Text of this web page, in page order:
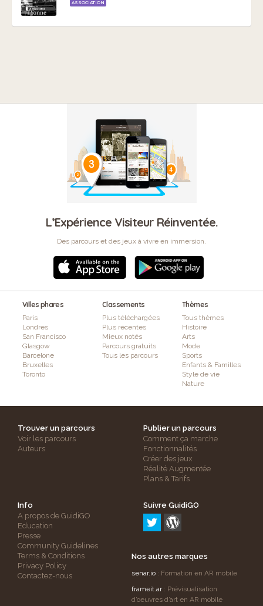
ASSOCIATION
L’Expérience Visiteur Réinventée.
Des parcours et des jeux à vivre en immersion.
Villes phares
Paris
Londres
San Francisco
Glasgow
Barcelone
Bruxelles
Toronto
Classements
Plus téléchargées
Plus récentes
Mieux notés
Parcours gratuits
Tous les parcours
Thèmes
Tous thèmes
Histoire
Arts
Mode
Sports
Enfants & Familles
Style de vie
Nature
Trouver un parcours
Voir les parcours
Auteurs
Publier un parcours
Comment ça marche
Fonctionnalités
Créer des jeux
Réalité Augmentée
Plans & Tarifs
Info
A propos de GuidiGO
Education
Presse
Community Guidelines
Terms & Conditions
Privacy Policy
Contactez-nous
Suivre GuidiGO
Nos autres marques
senar.io : Formation en AR mobile
frameit.ar: Prévisualisation
d’oeuvres d’art en AR mobile